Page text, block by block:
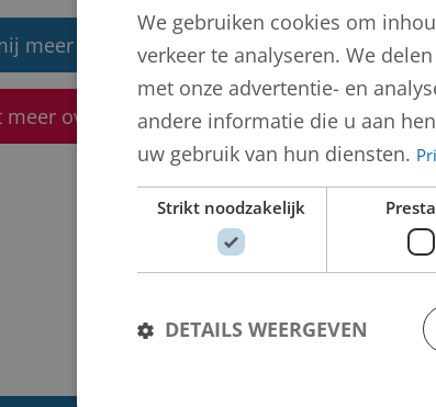
meer werken van Piet van Leeuwen
meer over dit kunstwerk
We gebruiken cookies om
verkeer te analyseren. We
met onze advertentie- en
andere informatie die u aan
uw gebruik van hun diensten.
Strikt noodzakelijk
DETAILS WEERGEVEN